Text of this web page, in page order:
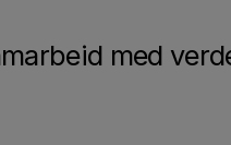
med